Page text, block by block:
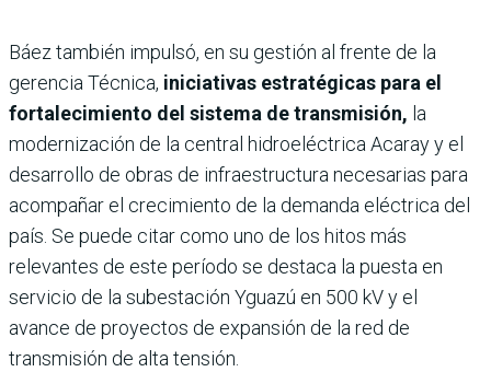
Báez también impulsó, en su gestión al frente de la
gerencia Técnica, iniciativas estratégicas para el
fortalecimiento del sistema de transmisión, la
modernización de la central hidroeléctrica Acaray y el
desarrollo de obras de infraestructura necesarias para
acompañar el crecimiento de la demanda eléctrica del
país. Se puede citar como uno de los hitos más
relevantes de este período se destaca la puesta en
servicio de la subestación Yguazú en 500 kV y el
avance de proyectos de expansión de la red de
transmisión de alta tensión.